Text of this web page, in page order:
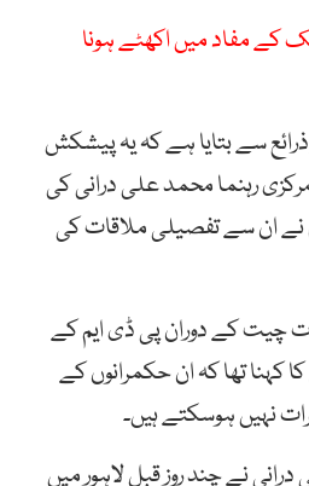
کے مفاد میں اکھٹے ہونا
ذرائع سے بتایا ہے کہ یہ پیشکش
رہنما محمد علی درانی کی
ان سے تفصیلی ملاقات کی
چیت کے دوران پی ڈی ایم کے
کہنا تھا کہ ان حکمرانوں کے
نہیں ہوسکتے ہیں۔
نے چند روز قبل لاہور میں